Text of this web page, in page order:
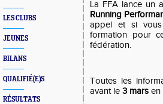
LES CLUBS
JEUNES
BILANS
QUALIFIÉ(E)S
RÉSULTATS
La FFA lance un
Running
appel et si vous
formation pour
fédération.
Toutes les
avant le 3 mars en